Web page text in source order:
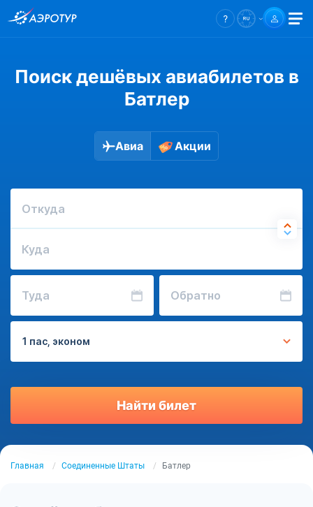
Поиск дешёвых авиабилетов в
Батлер
Авиа Акции
Откуда
Куда
Туда Обратно
1 пас, эконом
Найти билет
Главная Соединенные Штаты Батлер